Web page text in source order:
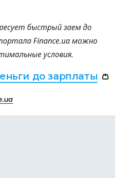
быстрый заем до
Finance.ua можно
условия.
до зарплаты 👛